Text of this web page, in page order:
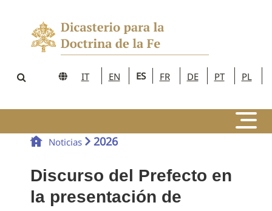
IT EN ES FR DE PT PL
Noticias 2026
Discurso del Prefecto en
la presentación de